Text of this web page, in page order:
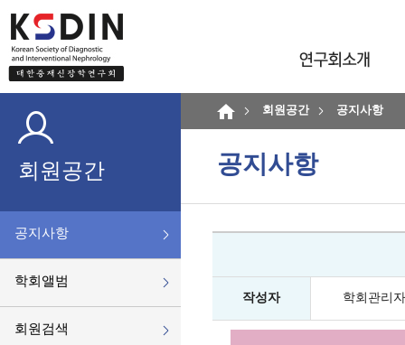
회원공간
공지사항
학회앨범
회원검색
회원공간 공지사항
공지사항
작성자 학회관리